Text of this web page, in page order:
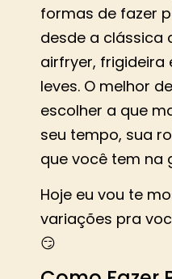
formas de fazer
desde a clássica
airfryer, frigideira
leves. O melhor
escolher a que
seu tempo, sua
que você tem na
Hoje eu vou te
variações pra
😏